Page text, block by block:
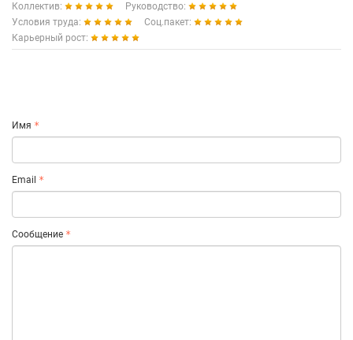
Коллектив:
Руководство:
Условия труда:
Соц.пакет:
Карьерный рост:
Имя
Email
Сообщение